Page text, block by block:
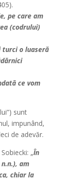
pe care am
(codrului)
o luaseră
ce vom
sunt
impunând,
de adevăr.
„În
am
chiar la